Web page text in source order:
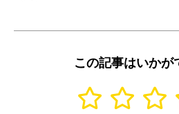
この記事はいかが